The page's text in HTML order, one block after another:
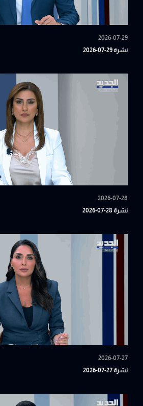
2026-07-29
نشرة 29-07-2026
2026-07-28
نشرة 28-07-2026
2026-07-27
نشرة 27-07-2026